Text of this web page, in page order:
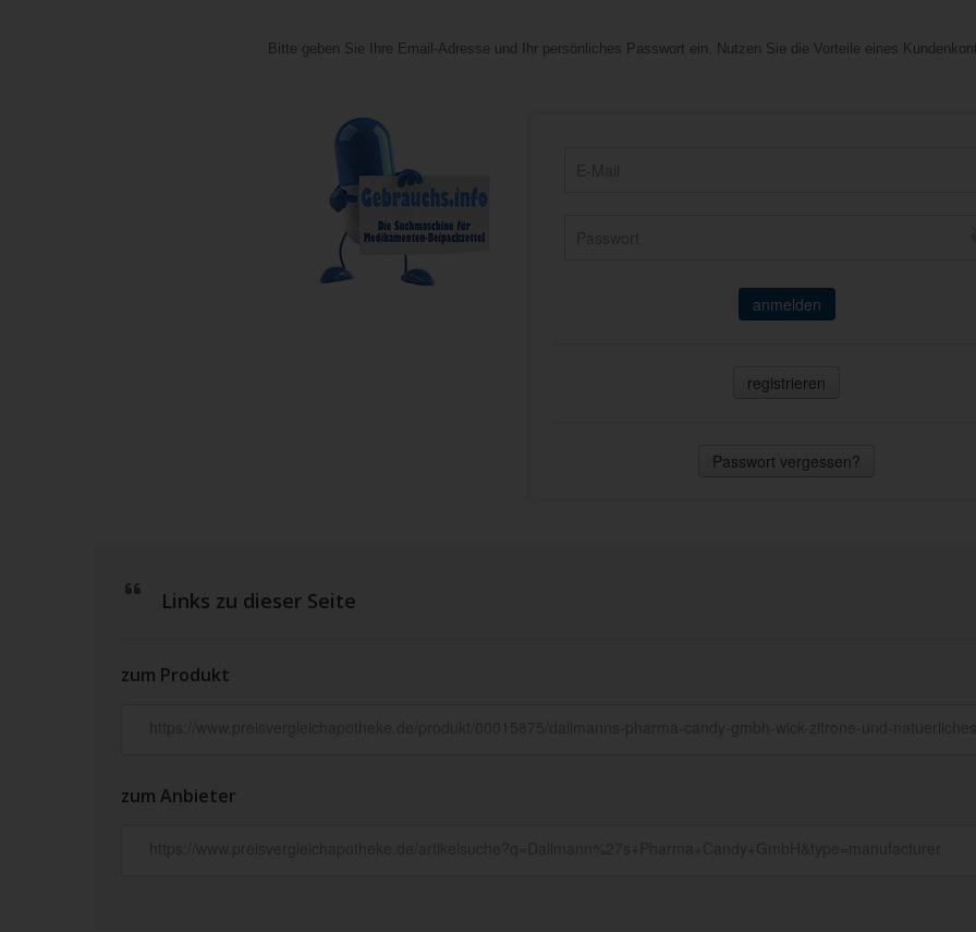
Bitte geben Sie Ihre Email-Adresse und Ihr persönliches Passwort ein. Nutzen Sie die Vorteile eines
anmelden
registrieren
Passwort vergessen?
Links zu dieser Seite
zum Produkt
zum Anbieter